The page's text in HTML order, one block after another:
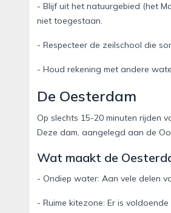
- Blijf uit het natuurgebied (het
niet toegestaan.
- Respecteer de zeilschool die
- Houd rekening met andere
De Oesterdam
Op slechts 15-20 minuten rijden
Deze dam, aangelegd aan de
Wat maakt de
- Ondiep water: Aan vele delen
- Ruime kitezone: Er is